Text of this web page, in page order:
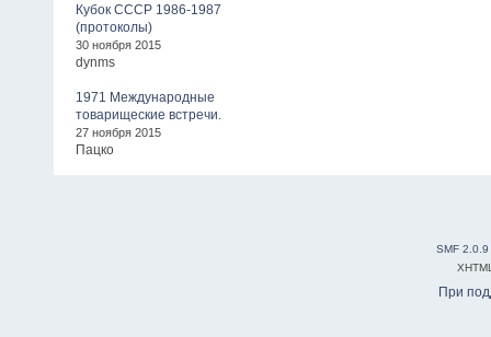
Кубок СССР 1986-1987
(протоколы)
30 ноября 2015
dynms
1971 Международные
товарищеские встречи.
27 ноября 2015
Пацко
SMF 2.0.9
При